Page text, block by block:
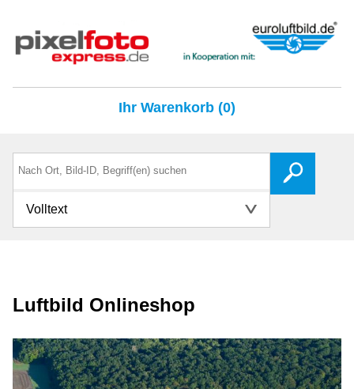
Ihr Warenkorb (0)
Volltext
Luftbild Onlineshop